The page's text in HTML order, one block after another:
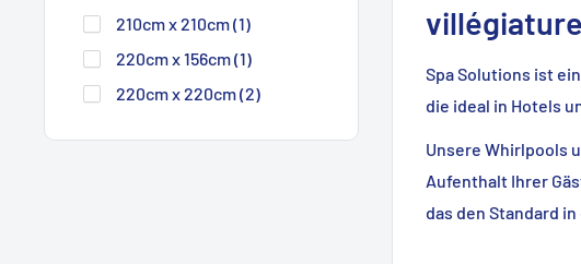
210cm x 210cm (1)
220cm x 156cm (1)
220cm x 220cm (2)
villégiature
Spa Solutions ist
die ideal in Hotels
Unsere Whirlpools
Aufenthalt Ihrer
das den Standard